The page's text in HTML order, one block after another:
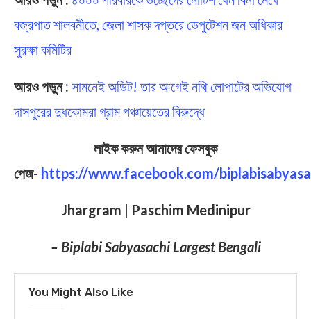
বজ্রপাত শালবনীতে, জেলা শাসক দপ্তরে ডেপুটেশন জন অধিকার
সুরক্ষা কমিটির
আরও পড়ুন : সামনেই অডিট! তার আগেই নথি লোপাটের অভিযোগ
দাসপুরের দুধকোমরা গ্রাম পঞ্চায়েতের বিরুদ্ধে
লাইক করুন আমাদের ফেসবুক
পেজ- https://www.facebook.com/
Jhargram | Paschim Medinipur
– Biplabi Sabyasachi Largest Bengali
You Might Also Like